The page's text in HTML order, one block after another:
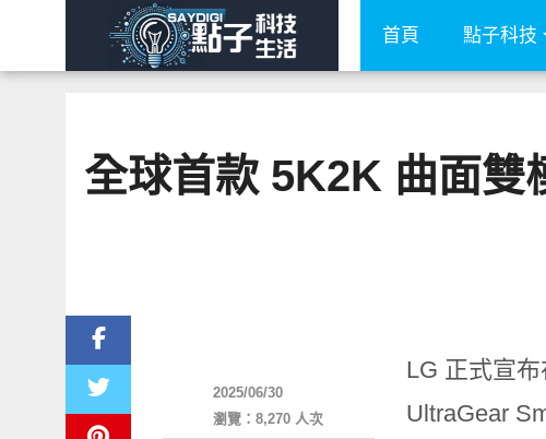
首頁 點子科技
全球首款 5K2K 曲面雙
LG 正式宣
UltraGear
2025/06/30
瀏覽：8,270 人次